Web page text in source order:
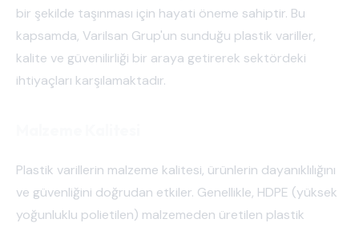
bir şekilde taşınması için hayati öneme sahiptir. Bu
kapsamda, Varilsan Grup'un sunduğu plastik variller,
kalite ve güvenilirliği bir araya getirerek sektördeki
ihtiyaçları karşılamaktadır.
Plastik varillerin malzeme kalitesi, ürünlerin dayanıklılığını
ve güvenliğini doğrudan etkiler. Genellikle, HDPE (yüksek
yoğunluklu polietilen) malzemeden üretilen plastik